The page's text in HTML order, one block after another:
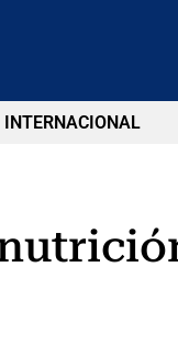
INTERNACIONAL